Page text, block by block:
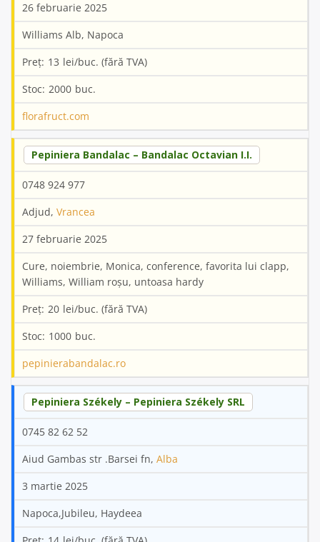
26 februarie 2025
Williams Alb, Napoca
13
2000
florafruct.com
Pepiniera Bandalac – Bandalac Octavian I.I.
0748 924 977
Adjud, Vrancea
27 februarie 2025
Cure, noiembrie, Monica, conference, favorita lui clapp,
Williams, William roșu, untoasa hardy
20
1000
pepinierabandalac.ro
Pepiniera Székely – Pepiniera Székely SRL
0745 82 62 52
Aiud Gambas str .Barsei fn, Alba
3 martie 2025
Napoca,Jubileu, Haydeea